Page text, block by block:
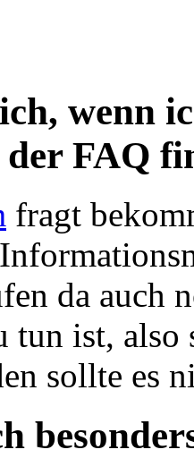
wenn
FAQ
fragt
da auch
tun ist,
sollte es